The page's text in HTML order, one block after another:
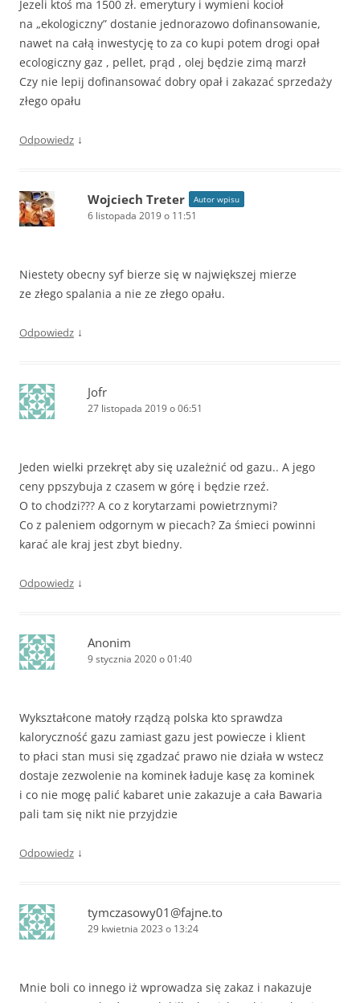
Jezeli ktoś ma 1500 zł. emerytury i wymieni kocioł
na „ekologiczny” dostanie jednorazowo dofinansowanie,
nawet na całą inwestycję to za co kupi potem drogi opał
ecologiczny gaz , pellet, prąd , olej będzie zimą marzł
Czy nie lepij dofinansować dobry opał i zakazać sprzedaży
złego opału
Odpowiedz ↓
Wojciech Treter Autor wpisu
6 listopada 2019 o 11:51
Niestety obecny syf bierze się w największej mierze
ze złego spalania a nie ze złego opału.
Odpowiedz ↓
Jofr
27 listopada 2019 o 06:51
Jeden wielki przekręt aby się uzależnić od gazu.. A jego
ceny ppszybuja z czasem w górę i będzie rzeź.
O to chodzi??? A co z korytarzami powietrznymi?
Co z paleniem odgornym w piecach? Za śmieci powinni
karać ale kraj jest zbyt biedny.
Odpowiedz ↓
Anonim
9 stycznia 2020 o 01:40
Wykształcone matoły rządzą polska kto sprawdza
kaloryczność gazu zamiast gazu jest powiecze i klient
to płaci stan musi się zgadzać prawo nie działa w wstecz
dostaje zezwolenie na kominek ładuje kasę za kominek
i co nie mogę palić kabaret unie zakazuje a cała Bawaria
pali tam się nikt nie przyjdzie
Odpowiedz ↓
tymczasowy01@fajne.to
29 kwietnia 2023 o 13:24
Mnie boli co innego iż wprowadza się zakaz i nakazuje